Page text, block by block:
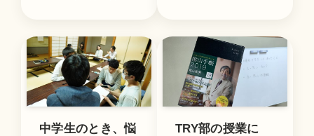
中学生のとき、悩
TRY部の授業に